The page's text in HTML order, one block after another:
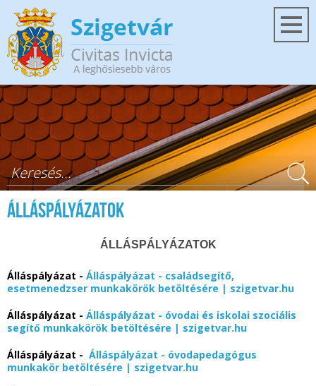
Ugrás a tartalomra
Keresés űrlap
Álláspályázatok
ÁLLÁSPÁLYÁZATOK
Álláspályázat - Álláspályázat - családsegítő,
esetmenedzser munkakörök betöltésére | szigetvar.hu
Álláspályázat - Álláspályázat - óvodai és iskolai szociális
segítő munkakörök betöltésére | szigetvar.hu
Álláspályázat - Álláspályázat - óvodapedagógus
munkakör betöltésére | szigetvar.hu